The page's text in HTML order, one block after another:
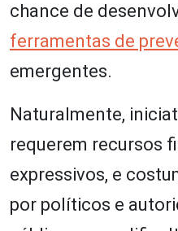
chance de
ferramentas de
emergentes.
Naturalmente,
requerem recursos
expressivos, e
por políticos e